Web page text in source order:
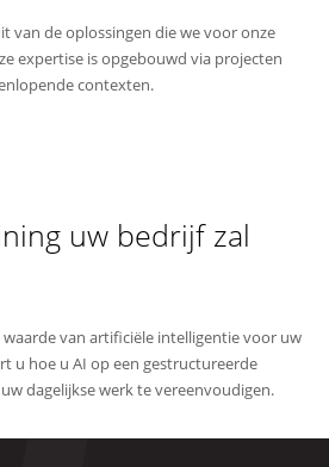
van de oplossingen die we voor onze
expertise is opgebouwd via projecten
contexten.
uw bedrijf zal
van artificiële intelligentie voor uw
u hoe u AI op een gestructureerde
dagelijkse werk te vereenvoudigen.